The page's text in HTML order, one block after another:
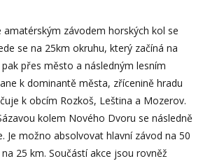
amatérským závodem horských kol se
se na 25km okruhu, který začíná na
přes město a následným lesním
k dominantě města, zřícenině hradu
k obcím Rozkoš, Leština a Mozerov.
kolem Nového Dvoru se následně
Je možno absolvovat hlavní závod na 50
25 km. Součástí akce jsou rovněž